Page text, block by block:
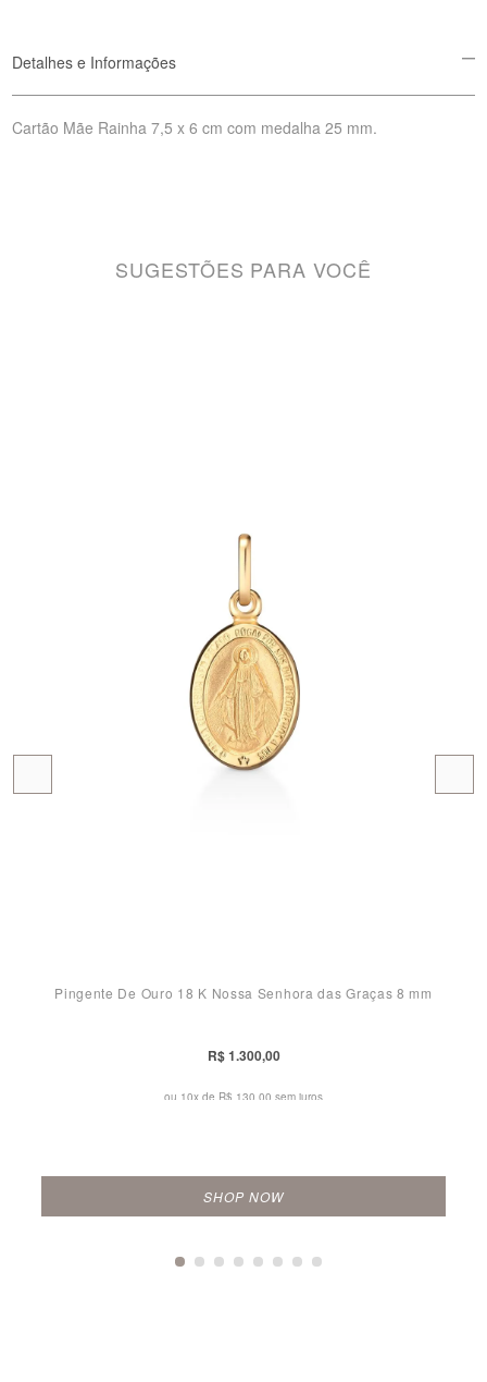
Detalhes e Informações
Cartão Mãe Rainha 7,5 x 6 cm com medalha 25 mm.
SUGESTÕES PARA VOCÊ
Pingente De Ouro 18 K Nossa Senhora das Graças 8 mm
R$ 1.300,00
ou 10x de R$ 130,00 sem juros
SHOP NOW